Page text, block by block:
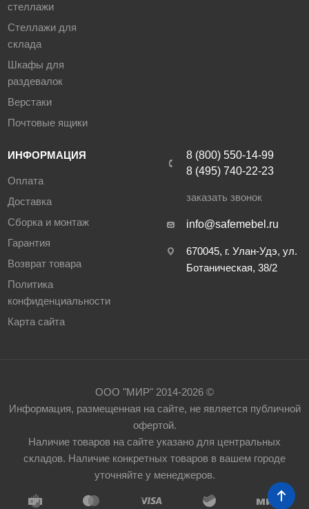
стеллажи
Стеллажи для
склада
Шкафы для
раздевалок
Верстаки
Почтовые ящики
ИНФОРМАЦИЯ
Оплата
Доставка
Сборка и монтаж
Гарантия
Возврат товара
Политика
конфиденциальности
Карта сайта
8 (800) 550-14-99
8 (495) 740-22-23
заказать звонок
info@safemebel.ru
670045, г. Улан-Удэ, ул.
Ботаническая, 38/2
ООО "МИР" 2014-2026 ©
Информация, размещенная на сайте, не является публичной
офертой.
Наличие товаров на сайте указано для центральных
складов. Наличие конкретных товаров в вашем городе
уточняйте у менеджеров.